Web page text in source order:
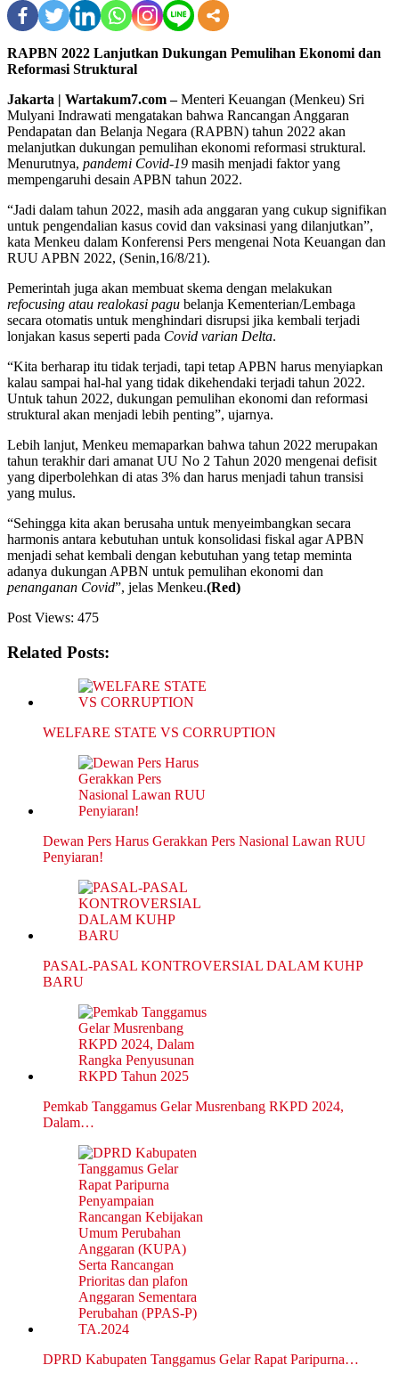
RAPBN 2022 Lanjutkan Dukungan Pemulihan Ekonomi dan
Reformasi Struktural
Jakarta | Wartakum7.com –Menteri Keuangan (Menkeu) Sri
Mulyani Indrawati mengatakan bahwa Rancangan Anggaran
Pendapatan dan Belanja Negara (RAPBN) tahun 2022 akan
melanjutkan dukungan pemulihan ekonomi reformasi struktural.
Menurutnya, pandemi Covid-19 masih menjadi faktor yang
mempengaruhi desain APBN tahun 2022.
“Jadi dalam tahun 2022, masih ada anggaran yang cukup signifikan
untuk pengendalian kasus covid dan vaksinasi yang dilanjutkan”,
kata Menkeu dalam Konferensi Pers mengenai Nota Keuangan dan
RUU APBN 2022, (Senin,16/8/21).
Pemerintah juga akan membuat skema dengan melakukan
refocusing atau realokasi pagu belanja Kementerian/Lembaga
secara otomatis untuk menghindari disrupsi jika kembali terjadi
lonjakan kasus seperti pada Covid varian Delta.
“Kita berharap itu tidak terjadi, tapi tetap APBN harus menyiapkan
kalau sampai hal-hal yang tidak dikehendaki terjadi tahun 2022.
Untuk tahun 2022, dukungan pemulihan ekonomi dan reformasi
struktural akan menjadi lebih penting”, ujarnya.
Lebih lanjut, Menkeu memaparkan bahwa tahun 2022 merupakan
tahun terakhir dari amanat UU No 2 Tahun 2020 mengenai defisit
yang diperbolehkan di atas 3% dan harus menjadi tahun transisi
yang mulus.
“Sehingga kita akan berusaha untuk menyeimbangkan secara
harmonis antara kebutuhan untuk konsolidasi fiskal agar APBN
menjadi sehat kembali dengan kebutuhan yang tetap meminta
adanya dukungan APBN untuk pemulihan ekonomi dan
penanganan Covid”, jelas Menkeu.(Red)
Post Views: 475
Related Posts:
WELFARE STATE VS CORRUPTION
Dewan Pers Harus Gerakkan Pers Nasional Lawan RUU
Penyiaran!
PASAL-PASAL KONTROVERSIAL DALAM KUHP
BARU
Pemkab Tanggamus Gelar Musrenbang RKPD 2024,
Dalam…
DPRD Kabupaten Tanggamus Gelar Rapat Paripurna…